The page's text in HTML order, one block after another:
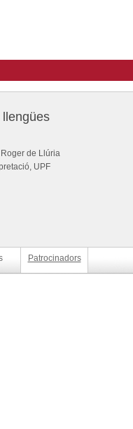
de Llúria
UPF
Patrocinadors